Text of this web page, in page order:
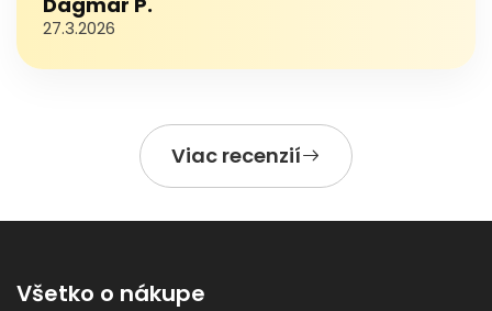
27.3.2026
Viac recenzií
Všetko o nákupe